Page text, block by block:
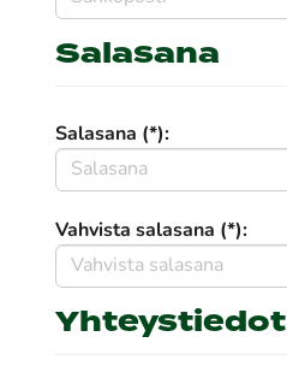
Salasana
Salasana (*):
Vahvista salasana (*):
Yhteystiedot